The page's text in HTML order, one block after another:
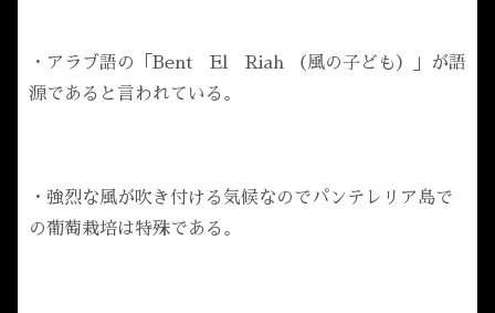
・アラブ語の「Bent El Riah （風の子ども）」が語
源であると言われている。
・強烈な風が吹き付ける気候なのでパンテレリア島で
の葡萄栽培は特殊である。